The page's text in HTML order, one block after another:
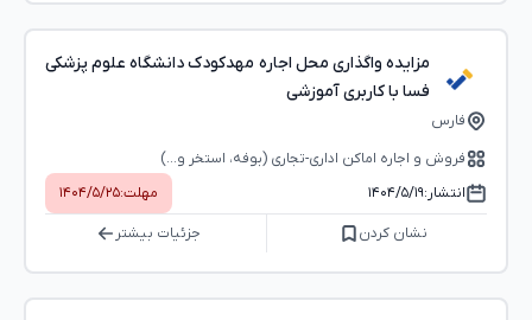
مزایده واگذاری محل اجاره مهدکودک دانشگاه علوم پزشکی
فسا با کاربری آموزشی
فارس
فروش و اجاره اماکن اداری-تجاری (بوفه، استخر و...)
انتشار:۱۴۰۴/۵/۱۹ مهلت:۱۴۰۴/۵/۲۵
نشان کردن جزئیات بیشتر